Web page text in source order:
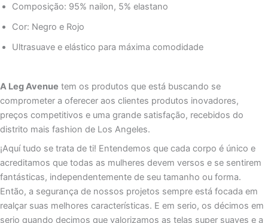
Composição: 95% nailon, 5% elastano
Cor: Negro e Rojo
Ultrasuave e elástico para máxima comodidade
A Leg Avenue tem os produtos que está buscando se
comprometer a oferecer aos clientes produtos inovadores,
preços competitivos e uma grande satisfação, recebidos do
distrito mais fashion de Los Angeles.
¡Aquí tudo se trata de ti! Entendemos que cada corpo é único e
acreditamos que todas as mulheres devem versos e se sentirem
fantásticas, independentemente de seu tamanho ou forma.
Então, a segurança de nossos projetos sempre está focada em
realçar suas melhores características. E em serio, os décimos em
serio quando decimos que valorizamos as telas super suaves e a